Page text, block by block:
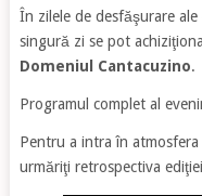
În zilele de desfăşurare
singură zi se pot
Domeniul Cantacuzino.
Programul complet al
Pentru a intra în atmosfera
urmăriţi retrospectiva